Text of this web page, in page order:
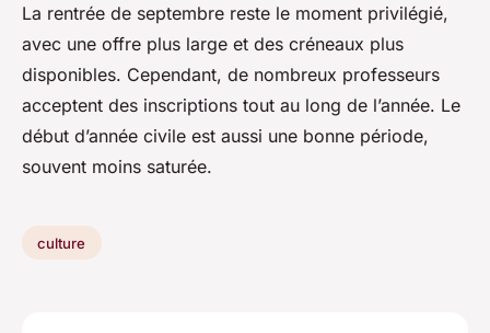
La rentrée de septembre reste le moment privilégié,
avec une offre plus large et des créneaux plus
disponibles. Cependant, de nombreux professeurs
acceptent des inscriptions tout au long de l’année. Le
début d’année civile est aussi une bonne période,
souvent moins saturée.
culture